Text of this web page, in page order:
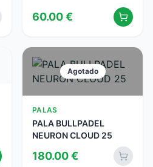
60.00€
Agotado
PALAS
PALA BULLPADEL
NEURON CLOUD 25
180.00€